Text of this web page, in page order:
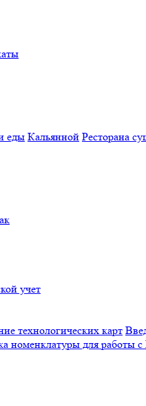
еды Кальянной Ресторана
учет
технологических карт
номенклатуры для работы